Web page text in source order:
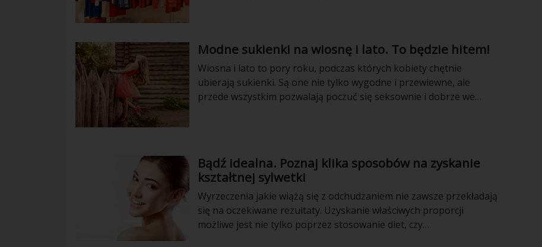
Modne sukienki na wiosnę i lato. To będzie hitem!
Wiosna i lato to pory roku, podczas których kobiety chętnie
ubierają sukienki. Są one nie tylko wygodne i przewiewne, ale
przede wszystkim pozwalają poczuć się seksownie i dobrze we
Bądź idealna. Poznaj klika sposobów na zyskanie
kształtnej sylwetki
Wyrzeczenia jakie wiążą się z odchudzaniem nie zawsze przekładają
się na oczekiwane rezultaty. Uzyskanie właściwych proporcji
możliwe jest nie tylko poprzez stosowanie diet, czy